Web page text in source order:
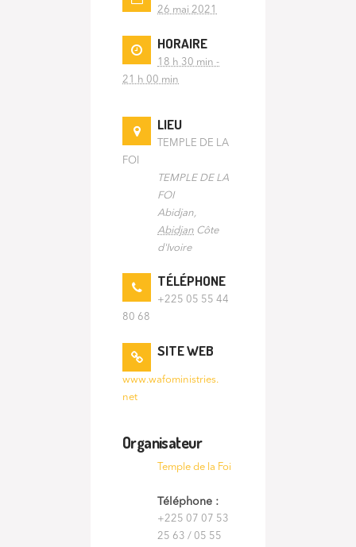
26 mai 2021
HORAIRE
18 h 30 min -
21 h 00 min
LIEU
TEMPLE DE LA
FOI
TEMPLE DE LA
FOI
Abidjan
Abidjan Côte
d'Ivoire
TÉLÉPHONE
+225 05 55 44
80 68
SITE WEB
www.wafoministries.
net
Organisateur
Temple de la Foi
Téléphone :
+225 07 07 53
25 63 / 05 55